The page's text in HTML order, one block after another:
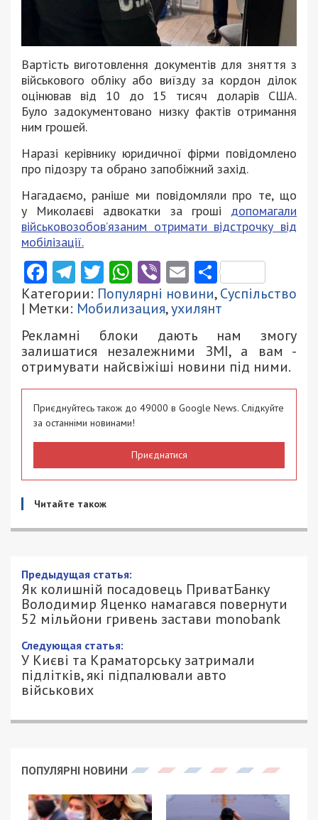
Вартість виготовлення документів для зняття з
військового обліку або виїзду за кордон ділок
оцінював від 10 до 15 тисяч доларів США.
Було задокументовано низку фактів отримання
ним грошей.
Наразі керівнику юридичної фірми повідомлено
про підозру та обрано запобіжний захід.
Нагадаємо, раніше ми повідомляли про те, що
у Миколаєві адвокатки за гроші допомагали
військовозобов’язаним отримати відстрочку від
мобілізації.
Facebook
Telegram
Twitter
WhatsApp
ViberEmail
Категории: Популярні новини,Суспільство
| Метки: Мобилизация,ухилянт
Рекламні блоки дають нам змогу
залишатися незалежними ЗМІ, а вам -
отримувати найсвіжіші новини під ними.
Приєднуйтесь також до 49000 в Google News. Слідкуйте
за останніми новинами!
Приєднатися
Читайте також
Як колишній посадовець ПриватБанку
Володимир Яценко намагався
повернути 52 мільйони гривень
застави monobank
16/09/2024 - 13:29
ПЕТРО ЩУКІН - СПЕЦИАЛЬНО ДЛЯ